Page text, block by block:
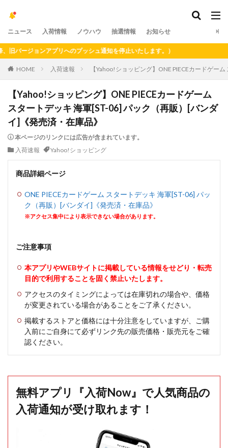
ニュース 入荷情報 ノウハウ 抽選情報 お知らせ
ージョンアプリへのプッシュ通知を停止いたします。）
HOME 入荷速報 【Yahoo!ショッピング】ONE PIECEカードゲー
【Yahoo!ショッピング】ONE PIECEカードゲーム
スタートデッキ 海軍[ST-06] パック（再販）[バンダ
イ]《発売済・在庫品》
本ページのリンクには広告が含まれています。
入荷速報
Yahoo!ショッピング
商品詳細ページ
ONE PIECEカードゲーム スタートデッキ 海軍[ST-06] パッ
ク（再販）[バンダイ]《発売済・在庫品》
※アクセス集中により表示できない場合があります。
ご注意事項
本アプリやWEBサイトに掲載している情報をせどり・転売
目的で利用することを固く禁止いたします。
アクセスのタイミングによっては在庫切れの場合や、価格
が変更されている場合があることをご了承ください。
掲載するストアと価格には十分注意をしていますが、ご購
入前にご自身にて必ずリンク先の販売価格・販売元をご確
認ください。
無料アプリ『入荷Now』で人気商品の
入荷通知が受け取れます！